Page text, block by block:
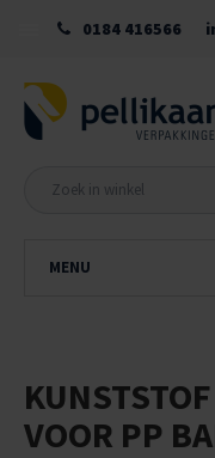
0184 416566
MENU
VOOR PP